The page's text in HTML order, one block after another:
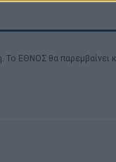
ΕΘΝΟΣ θα παρεμβαίνει